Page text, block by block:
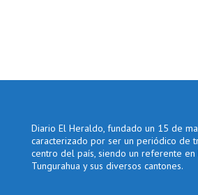
Diario El Heraldo, fundado un 15 de
caracterizado por ser un periódico de
centro del país, siendo un referente en
Tungurahua y sus diversos cantones.